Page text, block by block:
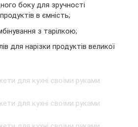
боку для зручності
в ємність;
з тарілкою;
для нарізки продуктів великої